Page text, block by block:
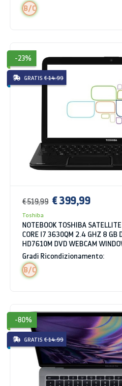
B/C
-23%
GRATIS € 14.99
€ 519,99 € 399,99
Toshiba
NOTEBOOK TOSHIBA
CORE I7 3630QM 2.4 GHZ 8 GB
HD7610M DVD WEBCAM
Gradi Ricondizionamento:
B/C
-80%
GRATIS € 14.99